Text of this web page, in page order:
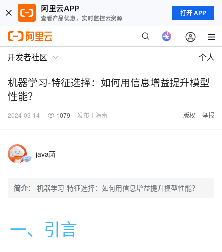
打开 APP
开发者社区 个人
机器学习-特征选择：如何用信息增益提升模型
性能？
2024-03-14 1079 发布于海南 版权 举报
java菌
简介： 机器学习-特征选择：如何用信息增益提升模型性能？
一、引言